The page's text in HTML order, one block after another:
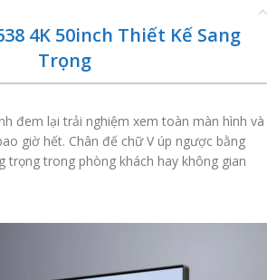
4K 50inch Thiết Kế Sang
Trọng
đem lại trải nghiệm xem toàn màn hình và
giờ hết. Chân đế chữ V úp ngược bằng
trọng trong phòng khách hay không gian